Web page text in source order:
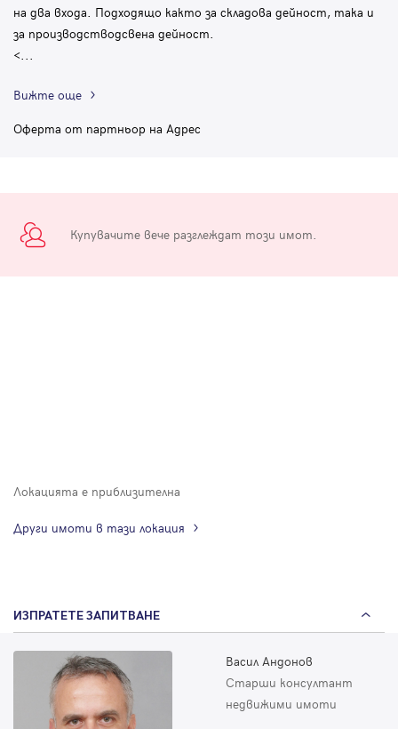
на два входа. Подходящо както за складова дейност, така и
за производстводсвена дейност.
<...
Вижте още
Оферта от партньор на Адрес
Купувачите вече разглеждат този имот.
Локацията е приблизителна
Други имоти в тази локация
ИЗПРАТЕТЕ ЗАПИТВАНЕ
Васил Андонов
Старши консултант
недвижими имоти